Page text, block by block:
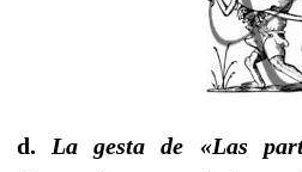
d. La gesta de «Las